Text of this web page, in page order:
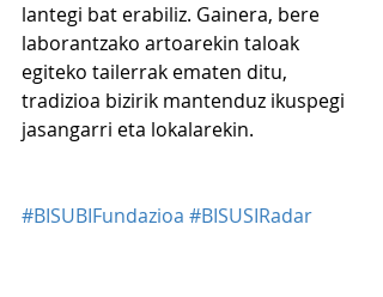
lantegi bat erabiliz. Gainera, bere
laborantzako artoarekin taloak
egiteko tailerrak ematen ditu,
tradizioa bizirik mantenduz ikuspegi
jasangarri eta lokalarekin.
#BISUBIFundazioa #BISUSIRadar